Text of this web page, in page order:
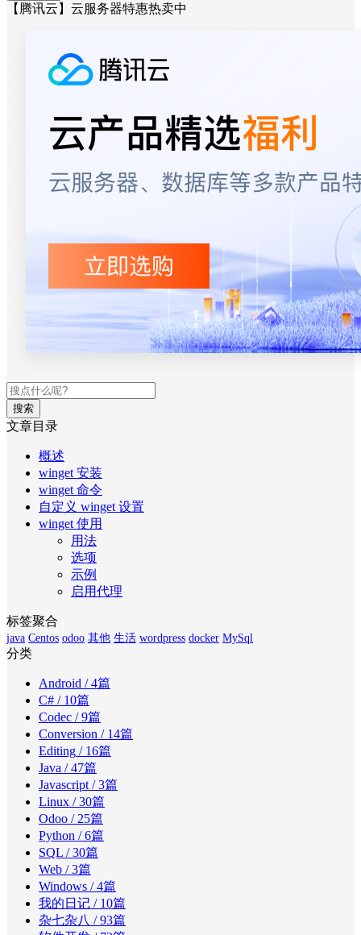
【腾讯云】云服务器特惠热卖中
搜索
文章目录
概述
winget 安装
winget 命令
自定义 winget 设置
winget 使用
用法
选项
示例
启用代理
标签聚合
java Centos odoo 其他 生活 wordpress docker MySql
分类
Android / 4篇
C# / 10篇
Codec / 9篇
Conversion / 14篇
Editing / 16篇
Java / 47篇
Javascript / 3篇
Linux / 30篇
Odoo / 25篇
Python / 6篇
SQL / 30篇
Web / 3篇
Windows / 4篇
我的日记 / 10篇
杂七杂八 / 93篇